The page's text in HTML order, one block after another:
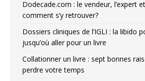
Dodecade.com : le vendeur, l’expert
comment s’y retrouver?
Dossiers cliniques de l’IGLI : la libido
jusqu’où aller pour un livre
Collationner un livre : sept bonnes
perdre votre temps